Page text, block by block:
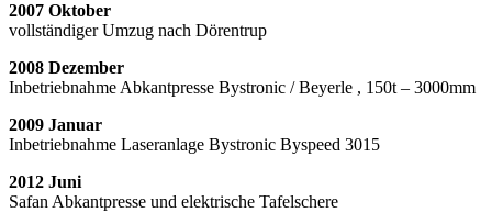
2007 Oktober
vollständiger Umzug nach Dörentrup
2008 Dezember
Inbetriebnahme Abkantpresse Bystronic / Beyerle , 150t – 3000mm
2009 Januar
Inbetriebnahme Laseranlage Bystronic Byspeed 3015
2012 Juni
Safan Abkantpresse und elektrische Tafelschere